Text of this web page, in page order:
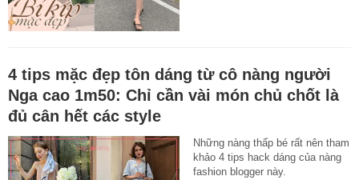
4 tips mặc đẹp tôn dáng từ cô nàng người
Nga cao 1m50: Chỉ cần vài món chủ chốt là
đủ cân hết các style
Những nàng thấp bé rất nên tham
khảo 4 tips hack dáng của nàng
fashion blogger này.